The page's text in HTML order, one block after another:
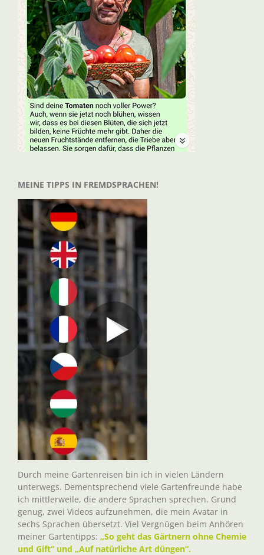
MEINE TIPPS IN FREMDSPRACHEN!
Durch meine Gartenreisen bin ich in vielen Ländern
unterwegs. Dementsprechend viele Gartenfreunde habe
ich mittlerweile, die andere Sprachen sprechen. Grund
genug, zwei Videos aufzunehmen, die mein Avatar in
sechs Sprachen übersetzt. Viel Vergnügen beim Anhören
meiner Gartentipps: „So geht das Gärtnern ohne Chemie
und Gift“ und „Auf natürliche Art düngen“.